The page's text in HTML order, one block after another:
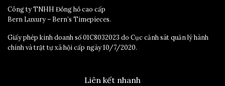
Công ty TNHH Đồng hồ cao cấp
Bern Luxury – Bern’s Timepieces.
Giấy phép kinh doanh số 01C8032023 do Cục cảnh sát quản lý hành
chính và trật tự xã hội cấp ngày 10/7/2020.
Liên kết nhanh